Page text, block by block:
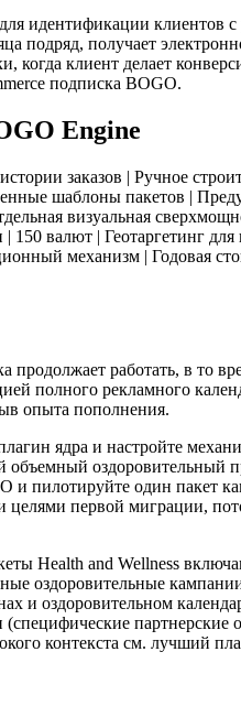
идентификации клиентов
подряд, получает
когда клиент делает
подписка BOGO.
Engine
заказов | Ручное
шаблоны пакетов |
визуальная
валют | Геотаргетинг
механизм | Годовая
работать, в то
полного рекламного
опыта пополнения.
ядра и настройте
оздоровительный
и пилотируйте один пакет
первой миграции,
Health and Wellness
оздоровительные
оздоровительном
(специфические
контекста см. лучший